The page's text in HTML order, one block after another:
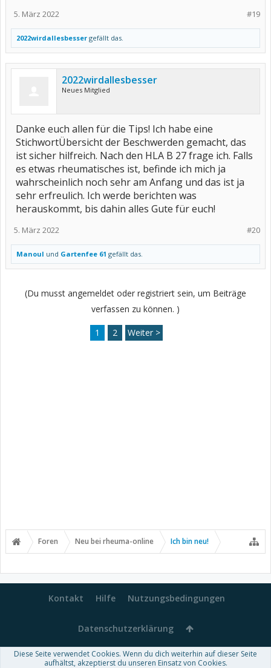
#19
5. März 2022
2022wirdallesbesser gefällt das.
2022wirdallesbesser
Neues Mitglied
Danke euch allen für die Tips! Ich habe eine
StichwortÜbersicht der Beschwerden gemacht, das
ist sicher hilfreich. Nach den HLA B 27 frage ich. Falls
es etwas rheumatisches ist, befinde ich mich ja
wahrscheinlich noch sehr am Anfang und das ist ja
sehr erfreulich. Ich werde berichten was
herauskommt, bis dahin alles Gute für euch!
#20
5. März 2022
Manoul und Gartenfee 61 gefällt das.
(Du musst angemeldet oder registriert sein, um Beiträge
verfassen zu können. )
1 2 Weiter >
Foren Neu bei rheuma-online Ich bin neu!
Kontakt Hilfe Nutzungsbedingungen
Datenschutzerklärung
Forum software by XenForo™-Deutsch von xenDach
Diese Seite verwendet Cookies. Wenn du dich weiterhin auf dieser Seite
aufhältst, akzeptierst du unseren Einsatz von Cookies.